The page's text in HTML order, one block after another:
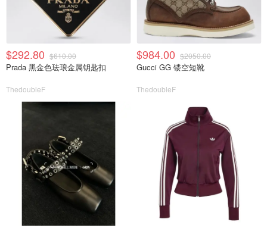
$292.80 $610.00
Prada 黑金色珐琅金属钥匙扣
ThedoubleF
$984.00 $2050.00
Gucci GG 镂空短靴
ThedoubleF